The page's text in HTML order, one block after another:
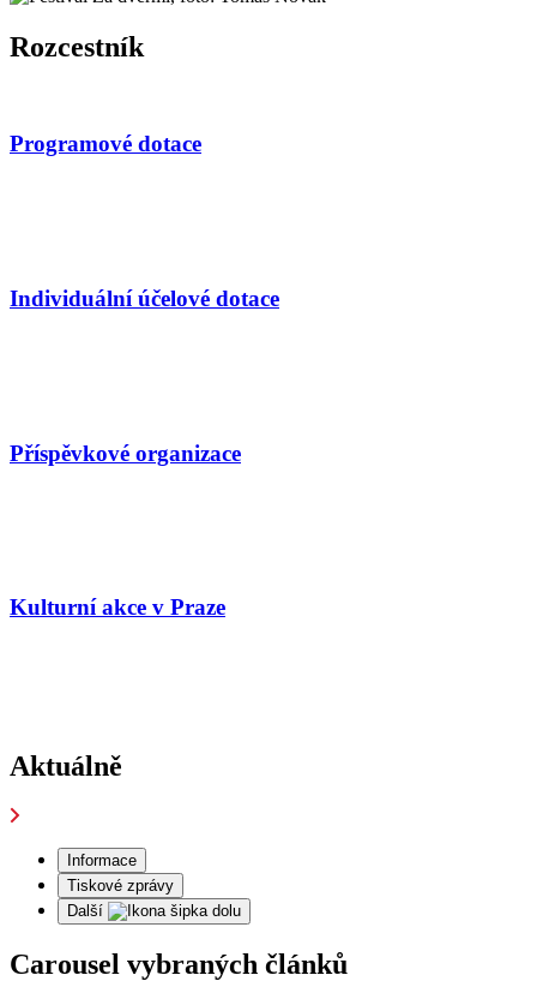
Rozcestník
Programové dotace
Individuální účelové dotace
Příspěvkové organizace
Kulturní akce v Praze
Aktuálně
Informace
Tiskové zprávy
Další
Carousel vybraných článků